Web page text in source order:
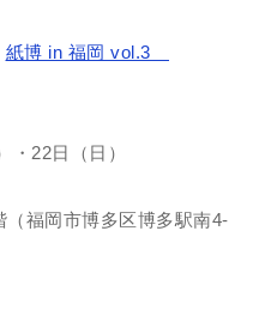
紙博 in 福岡 vol.3
・22日（日）
福岡市博多区博多駅南4-